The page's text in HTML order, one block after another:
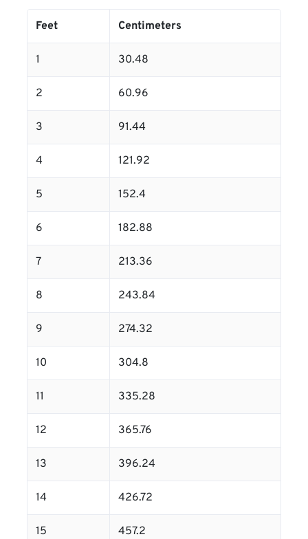
Feet Centimeters
1 30.48
2 60.96
3 91.44
4 121.92
5 152.4
6 182.88
7 213.36
8 243.84
9 274.32
10 304.8
11 335.28
12 365.76
13 396.24
14 426.72
15 457.2